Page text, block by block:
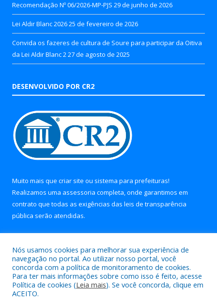
Recomendação Nº 06/2026-MP-PJS 29 de junho de 2026
Lei Aldir Blanc 202625 de fevereiro de 2026
Convida os fazeres de cultura de Soure para participar da Oitiva
da Lei Aldir Blanc 227 de agosto de 2025
DESENVOLVIDO POR CR2
Muito mais que criar site ou sistema para prefeituras!
Realizamos uma assessoria completa, onde garantimos em
contrato que todas as exigências das leis de transparência
pública serão atendidas.
Todos os direitos reservados a Prefeitura Municipal de Soure.
Nós usamos cookies para melhorar sua experiência de
navegação no portal. Ao utilizar nosso portal, você
concorda com a política de monitoramento de cookies.
Para ter mais informações sobre como isso é feito, acesse
Política de cookies (Leia mais). Se você concorda, clique em
ACEITO.